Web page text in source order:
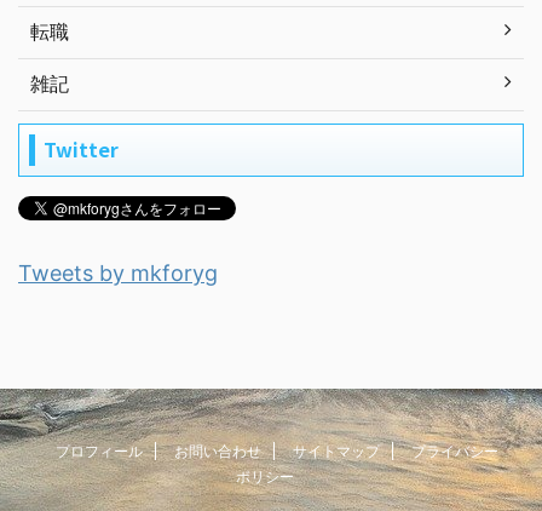
転職
雑記
Twitter
Tweets by mkforyg
プロフィール お問い合わせ サイトマップ
プライバシー
ポリシー